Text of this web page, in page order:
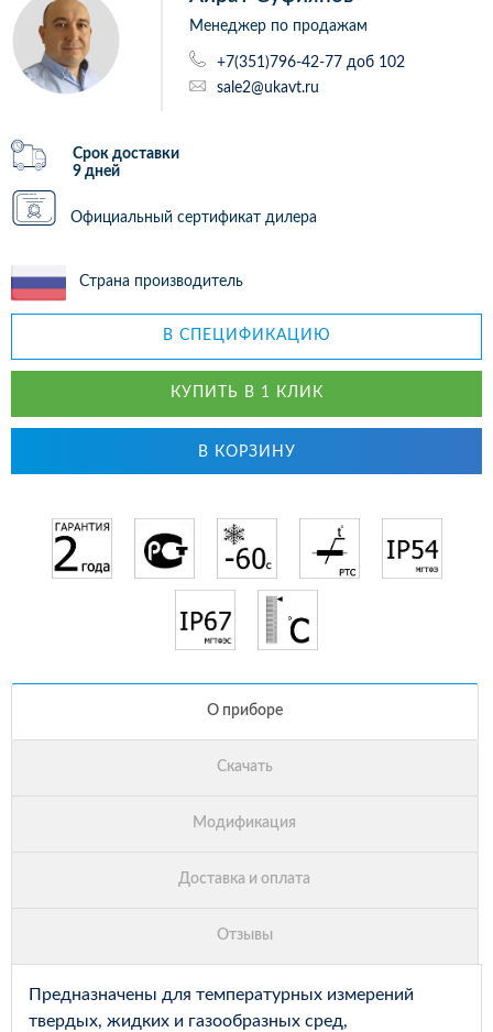
Менеджер по продажам
+7(351)796-42-77 доб 102
sale2@ukavt.ru
Срок доставки
9 дней
Официальный сертификат дилера
Страна производитель
В СПЕЦИФИКАЦИЮ
КУПИТЬ В 1 КЛИК
В КОРЗИНУ
Предназначены для температурных измерений
твердых, жидких и газообразных сред,